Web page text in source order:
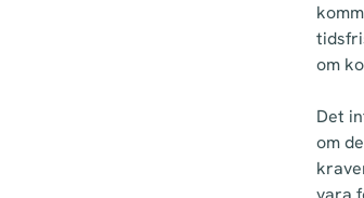
om
Det
om